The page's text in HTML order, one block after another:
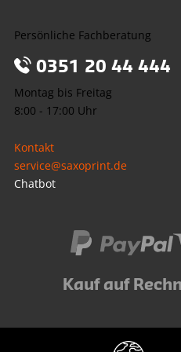
Persönliche Fachberatung
0351 20 44 444
Montag bis Freitag
8:00 - 17:00 Uhr
Kontakt
service@saxoprint.de
Chatbot
Kauf auf